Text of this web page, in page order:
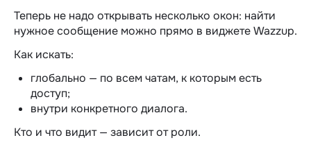
Теперь не надо открывать несколько окон: найти
нужное сообщение можно прямо в виджете Wazzup.
Как искать:
глобально — по всем чатам, к которым есть
доступ;
внутри конкретного диалога.
Кто и что видит — зависит от роли.